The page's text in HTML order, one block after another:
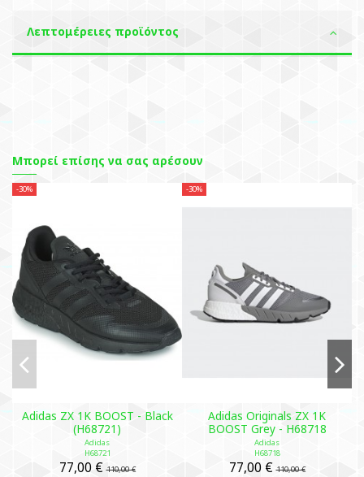
Λεπτομέρειες προϊόντος
Μπορεί επίσης να σας αρέσουν
-30%
Adidas ZX 1K BOOST - Black
(H68721)
Adidas
H68721
77,00 €110,00 €
-30%
Adidas Originals ZX 1K
BOOST Grey - H68718
Adidas
H68718
77,00 €110,00 €